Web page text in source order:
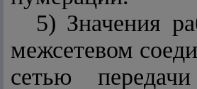
5) Значения
межсетевом
сетью